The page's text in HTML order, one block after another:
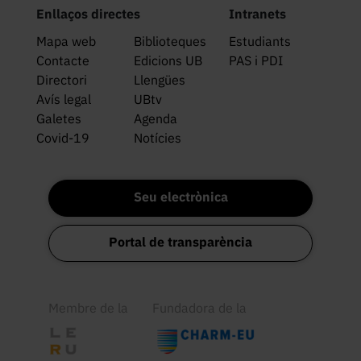
al segle XX. Va destacar al control de
models d’avions, vaixells i automòbils a
control remot; la empresa va contribuir al
desenvolupament i popularització
d’aparells en l’àmbit de la industria del
radiocontrol. Es creu que aquest aparell
va ser comercialitzat entre 1939 i 1950.
Enllaços directes
Mapa web
Biblioteques
Contacte
Edicions UB
Directori
Llengües
Avís legal
UBtv
Galetes
Agenda
Covid-19
Notícies
Intranets
Estudiants
PAS i PDI
Seu electrònica
Portal de transparència
Membre de la Fundadora de la